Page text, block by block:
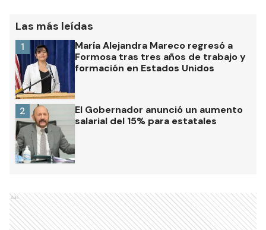
Las más leídas
María Alejandra Mareco regresó a
Formosa tras tres años de trabajo y
formación en Estados Unidos
1
El Gobernador anunció un aumento
salarial del 15% para estatales
2
Ads